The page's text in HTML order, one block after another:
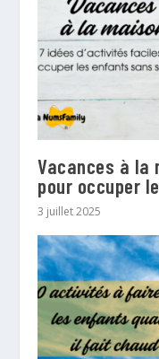
Vacances à la
pour occuper
3 juillet 2025